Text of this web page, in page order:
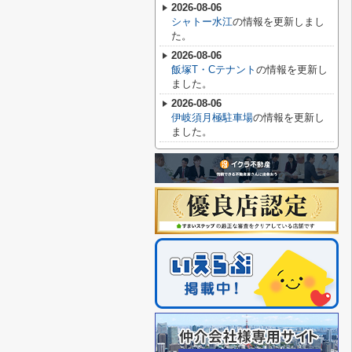
2026-08-06
シャトー水江の情報を更新しまし
た。
2026-08-06
飯塚T・Cテナント の情報を更新し
ました。
2026-08-06
伊岐須月極駐車場の情報を更新し
ました。